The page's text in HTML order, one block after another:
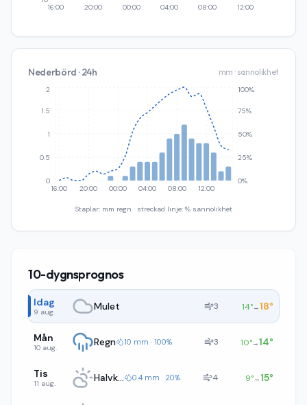
16:00 20:00 00:00 04:00 08:00 12:00
Nederbörd · 24h mm · sannolikhet
16:00 20:00 00:00 04:00 08:00 12:00
0
0.5
1
1.5
2
0%
25%
50%
75%
100%
Staplar: mm regn · streckad linje: % sannolikhet
10-dygnsprognos
Idag
9 aug. Mulet 3 14°→18°
Mån
10 aug. Regn 10 mm · 100% 3 10°→14°
Tis
11 aug. Halvklart 0.4 mm · 20% 4 9°→15°